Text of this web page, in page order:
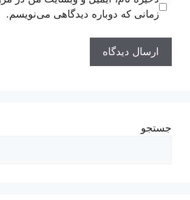
زمانی که دوباره دیدگاهی می‌نویسم.
جستجو